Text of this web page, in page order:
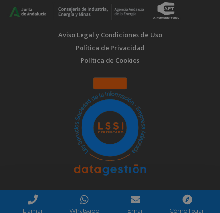
Llamar Whatsapp Email Cómo llegar
Aviso Legal y Condiciones de Uso
Política de Privacidad
Política de Cookies